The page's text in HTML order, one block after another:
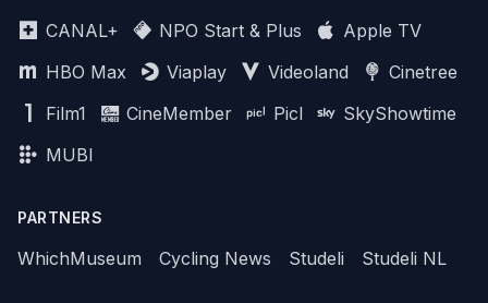
CANAL+ NPO Start & Plus
Apple TV
HBO Max
Viaplay Videoland
Cinetree
Film1
CineMember Picl
SkyShowtime
MUBI
PARTNERS
WhichMuseum Cycling News Studeli Studeli NL